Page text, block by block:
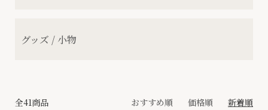
グッズ / 小物
全41商品 おすすめ順 価格順 新着順